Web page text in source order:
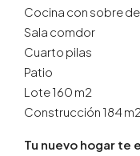
Cocina con sobre
Sala comdor
Cuarto pilas
Patio
Lote 160 m2
Construcción 184 m2
Tu nuevo hogar te